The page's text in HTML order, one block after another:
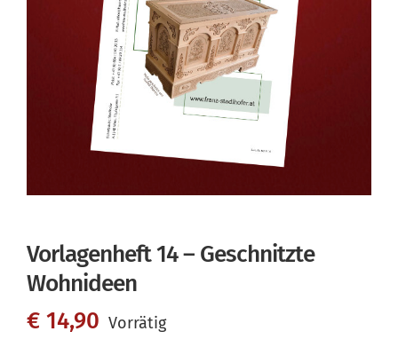
Vorlagenheft 14 – Geschnitzte
Wohnideen
€ 14,90 Vorrätig